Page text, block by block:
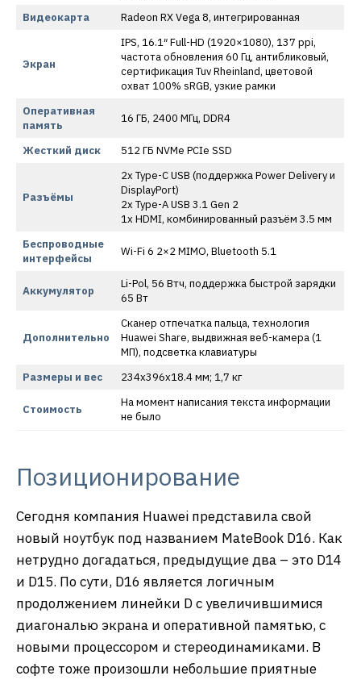
Видеокарта
Radeon RX Vega 8, интегрированная
Экран
IPS, 16.1″ Full-HD (1920×1080), 137 ppi,
частота обновления 60 Гц, антибликовый,
сертификация Tuv Rheinland, цветовой
охват 100% sRGB, узкие рамки
Оперативная
память
16 ГБ, 2400 МГц, DDR4
Жесткий диск 512 ГБ NVMe PCIe SSD
Разъёмы
2x Type-C USB (поддержка Power Delivery и
DisplayPort)
2x Type-A USB 3.1 Gen 2
1x HDMI, комбинированный разъём 3.5 мм
Беспроводные
интерфейсы
Wi-Fi 6 2×2 MIMO, Bluetooth 5.1
Аккумулятор
Li-Pol, 56 Втч, поддержка быстрой зарядки
65 Вт
Дополнительно
Сканер отпечатка пальца, технология
Huawei Share, выдвижная веб-камера (1
МП), подсветка клавиатуры
Размеры и вес
234х396х18.4 мм; 1,7 кг
Стоимость
На момент написания текста информации
не было
Позиционирование
Сегодня компания Huawei представила свой
новый ноутбук под названием MateBook D16. Как
нетрудно догадаться, предыдущие два – это D14
и D15. По сути, D16 является логичным
продолжением линейки D с увеличившимися
диагональю экрана и оперативной памятью, с
новыми процессором и стереодинамиками. В
софте тоже произошли небольшие приятные